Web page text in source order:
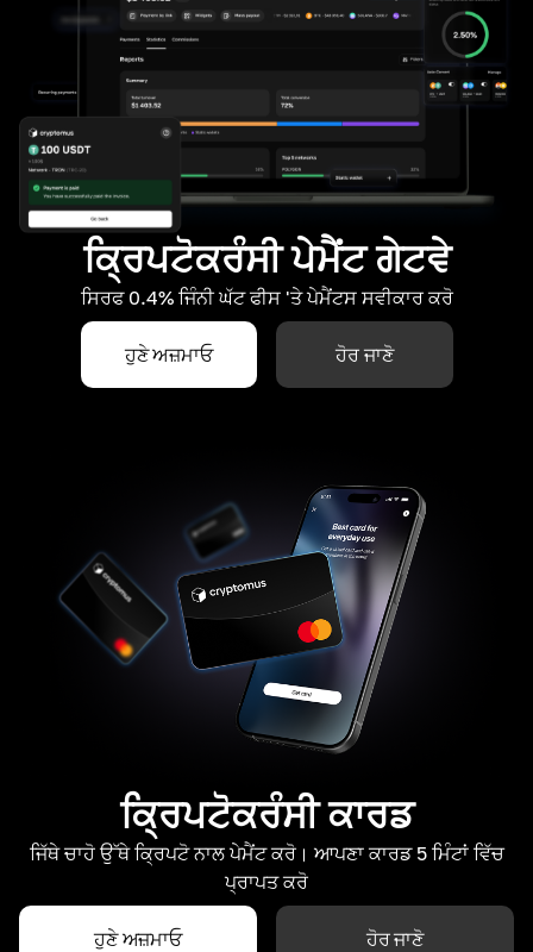
ਕ੍ਰਿਪਟੋਕਰੰਸੀ ਪੇਮੈਂਟ ਗੇਟਵੇ
ਸਿਰਫ 0.4% ਜਿੰਨੀ ਘੱਟ ਫੀਸ 'ਤੇ ਪੇਮੈਂਟਸ ਸਵੀਕਾਰ ਕਰੋ
ਹੁਣੇ ਅਜ਼ਮਾਓ ਹੋਰ ਜਾਣੋ
ਕ੍ਰਿਪਟੋਕਰੰਸੀ ਕਾਰਡ
ਜਿੱਥੇ ਚਾਹੋ ਉੱਥੇ ਕ੍ਰਿਪਟੋ ਨਾਲ ਪੇਮੈਂਟ ਕਰੋ। ਆਪਣਾ ਕਾਰਡ 5 ਮਿੰਟਾਂ ਵਿੱਚ
ਪ੍ਰਾਪਤ ਕਰੋ
ਹੁਣੇ ਅਜ਼ਮਾਓ ਹੋਰ ਜਾਣੋ